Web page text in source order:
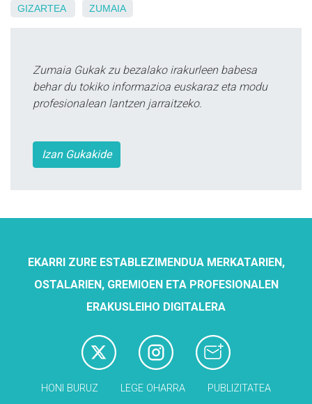
GIZARTEA ZUMAIA
Zumaia Gukak zu bezalako irakurleen babesa
behar du tokiko informazioa euskaraz eta modu
profesionalean lantzen jarraitzeko.
Izan Gukakide
EKARRI ZURE ESTABLEZIMENDUA MERKATARIEN,
OSTALARIEN, GREMIOEN ETA PROFESIONALEN
ERAKUSLEIHO DIGITALERA
HONI BURUZ LEGE OHARRA PUBLIZITATEA